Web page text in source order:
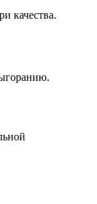
качества.